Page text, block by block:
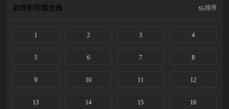
金牌影院播放器 排序
1 2 3 4
5 6 7 8
9 10 11 12
13 14 15 16